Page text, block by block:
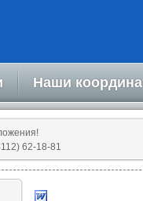
Наши
62-18-81